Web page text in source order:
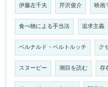
伊藤左千夫 芹沢俊介 映画
食べ物による手当法 追求主義
ベルナルド・ベルトルッチ ク
スヌーピー 潮目を読む 存